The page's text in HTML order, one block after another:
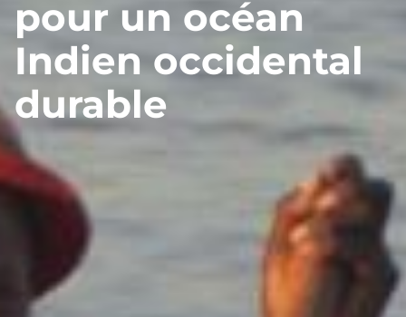
pour un océan
Indien occidental
durable